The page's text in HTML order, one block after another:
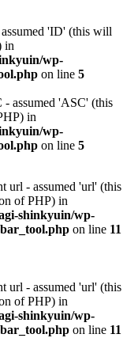
'ID' (this will
in
wp-
on line 5
- assumed 'ASC' (this
in
wp-
on line 5
url - assumed 'url' (this
of PHP) in
shinkyuin/wp-
on line 11
url - assumed 'url' (this
of PHP) in
shinkyuin/wp-
on line 11